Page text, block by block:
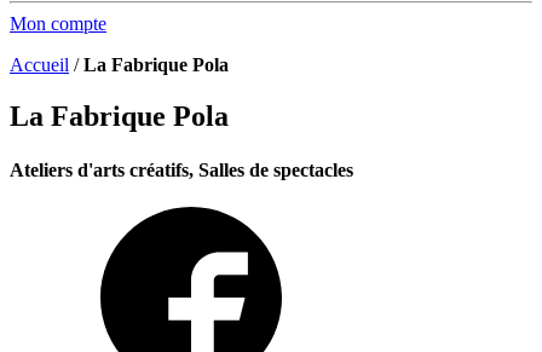
Mon compte
Accueil /La Fabrique Pola
La Fabrique Pola
Ateliers d'arts créatifs, Salles de spectacles